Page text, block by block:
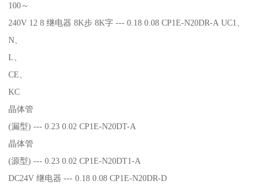
100～
240V 12 8 继电器 8K步 8K字 --- 0.18 0.08 CP1E-N20DR-A UC1、
N、
L、
CE、
KC
晶体管
(漏型) --- 0.23 0.02 CP1E-N20DT-A
晶体管
(源型) --- 0.23 0.02 CP1E-N20DT1-A
DC24V 继电器 --- 0.18 0.08 CP1E-N20DR-D